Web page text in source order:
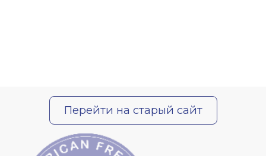
Перейти на старый сайт